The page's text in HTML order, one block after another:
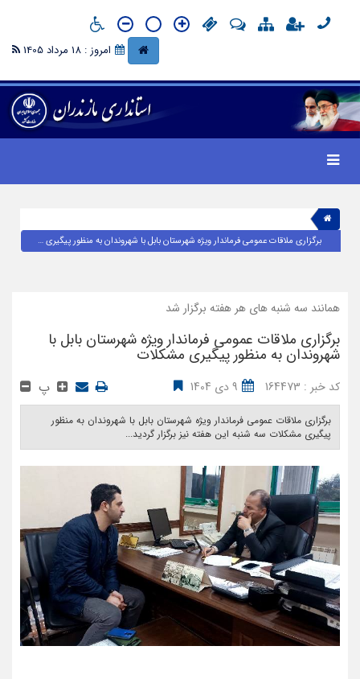
امروز : 18 مرداد 1405
برگزاری ملاقات عمومی فرماندار ویژه شهرستان بابل با شهروندان به منظور پیگیری مشکلات
همانند سه شنبه های هر هفته برگزار شد
برگزاری ملاقات عمومی فرماندار ویژه شهرستان بابل با
شهروندان به منظور پیگیری مشکلات
کد خبر : 164473 9 دی 1404 پ
برگزاری ملاقات عمومی فرماندار ویژه شهرستان بابل با شهروندان به منظور
پیگیری مشکلات سه شنبه این هفته نیز برگزار گردید... ‎